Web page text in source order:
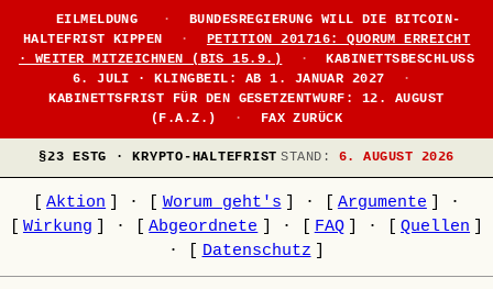
EILMELDUNG ·
BUNDESREGIERUNG WILL DIE BITCOIN-
HALTEFRIST KIPPEN
·
PETITION 201716: QUORUM ERREICHT
· WEITER MITZEICHNEN (BIS 15.9.)
·
KABINETTSBESCHLUSS
6. JULI · KLINGBEIL: AB 1. JANUAR 2027
·
KABINETTSFRIST FÜR DEN GESETZENTWURF: 12. AUGUST
(F.A.Z.)
· FAX ZURÜCK
§23 ESTG · KRYPTO-HALTEFRIST STAND: 6. AUGUST 2026
Aktion · Worum geht's · Argumente
·
Wirkung · Abgeordnete · FAQ · Quellen
·
Datenschutz